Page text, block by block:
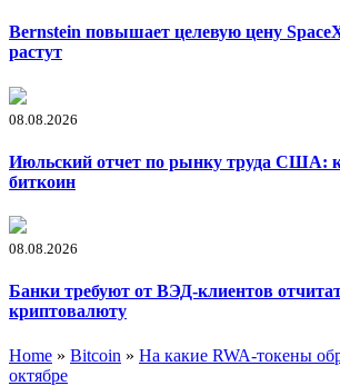
Bernstein повышает целевую цену
растут
08.08.2026
Июльский отчет по рынку труда США:
биткоин
08.08.2026
Банки требуют от ВЭД-клиентов
криптовалюту
Home » Bitcoin » На какие RWA-токены
октябре